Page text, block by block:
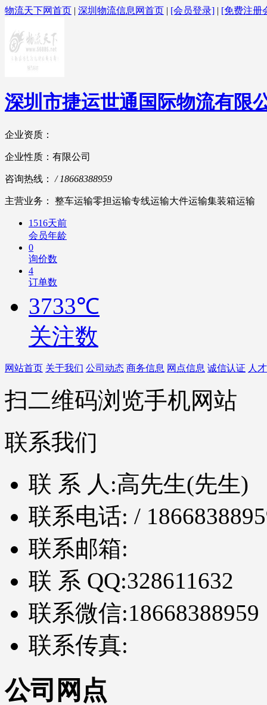
物流天下网首页 | 深圳物流信息网首页 | [会员登录] | [免费注册
深圳市捷运世通国际物流有限
企业资质：
企业性质：有限公司
咨询热线： / 18668388959
主营业务： 整车运输零担运输专线运输大件运输集装箱运输
1516天前
会员年龄
0
询价数
4
订单数
3733℃
关注数
网站首页 关于我们 公司动态 商务信息 网点信息 诚信认证 人
扫二维码浏览手机网站
联系我们
联 系 人:高先生(先生)
联系电话: /
联系邮箱:
联 系 QQ:328611632
联系微信:18668388959
联系传真:
公司网点